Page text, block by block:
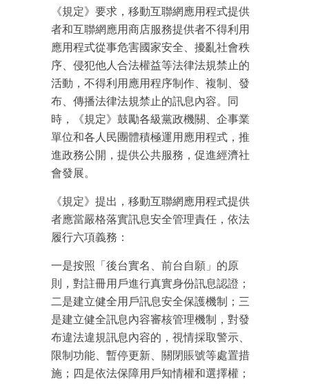
《規定》要求，移動互聯網應用程式提供
者和互聯網應用商店服務提供者不得利用
應用程式從事危害國家安全、擾亂社會秩
序、侵犯他人合法權益等法律法規禁止的
活動，不得利用應用程序制作、複制、發
布、傳播法律法規禁止的訊息內容。同
時，《規定》鼓勵各級黨政機關、企事業
單位和各人民團體積極運用應用程式，推
進政務公開，提供公共服務，促進經濟社
會發展。
《規定》提出，移動互聯網應用程式提供
者應當嚴格落實訊息安全管理責任，依法
履行六項義務：
一是按照「後台實名、前台自願」的原
則，對註冊用戶進行真實身份訊息認證；
二是建立健全用戶訊息安全保護機制；三
是建立健全訊息內容審核管理機制，對發
布違法違規訊息內容的，視情採取警示、
限制功能、暫停更新、關閉賬號等處置措
施；四是依法保障用戶知情權和選擇權；
箱！